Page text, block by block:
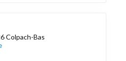
Colpach-Bas